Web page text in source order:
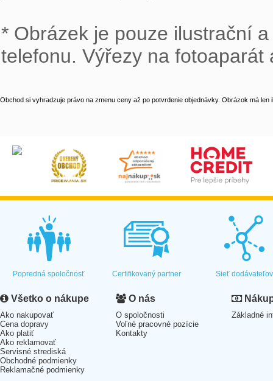
* Obrázek je pouze ilustrační
telefonu. Výřezy na
Obchod si vyhradzuje právo na zmenu ceny až po potvrdenie objednávky. Obrázok má len
Popredná spoločnosť Certifikovaný partner Sieť dodávateľov
Všetko o nákupe
Ako nakupovať
Cena dopravy
Ako platiť
Ako reklamovať
Servisné strediská
Obchodné podmienky
Reklamačné podmienky
O nás
O spoločnosti
Voľné pracovné pozície
Kontakty
Základné